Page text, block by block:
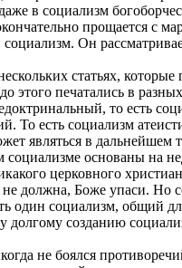
в социализм
прощается с
Он
статьях,
этого печатались в
, то есть
. То есть социализм
являться в
социализме основаны на
церковного
должна, Боже упаси. Но
один социализм, общий
созданию
не боялся